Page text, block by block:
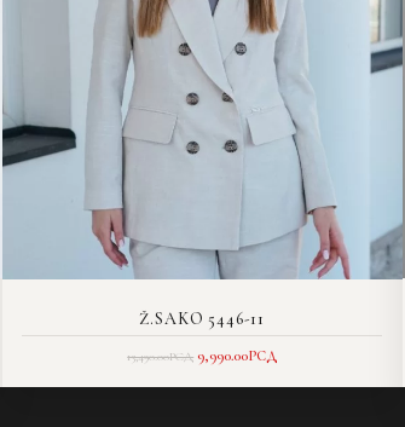
Ž.SAKO 5446-11
13,490.00РСД 9,990.00РСД